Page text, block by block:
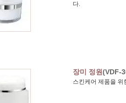
다.
장미 정원(VDF-
스킨케어 제품을